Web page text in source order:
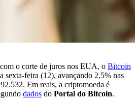
o corte de juros nos EUA, o Bitcoin
sexta-feira (12), avançando 2,5% nas
Em reais, a criptomoeda é
dados do Portal do Bitcoin.